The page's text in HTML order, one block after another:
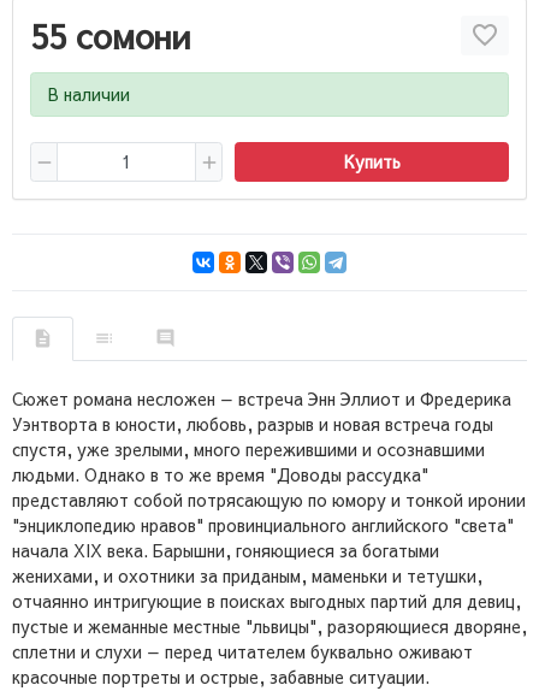
55 сомони
В наличии
Купить
Сюжет романа несложен — встреча Энн Эллиот и Фредерика
Уэнтворта в юности, любовь, разрыв и новая встреча годы
спустя, уже зрелыми, много пережившими и осознавшими
людьми. Однако в то же время "Доводы рассудка"
представляют собой потрясающую по юмору и тонкой иронии
"энциклопедию нравов" провинциального английского "света"
начала XIX века. Барышни, гоняющиеся за богатыми
женихами, и охотники за приданым, маменьки и тетушки,
отчаянно интригующие в поисках выгодных партий для девиц,
пустые и жеманные местные "львицы", разоряющиеся дворяне,
сплетни и слухи — перед читателем буквально оживают
красочные портреты и острые, забавные ситуации.